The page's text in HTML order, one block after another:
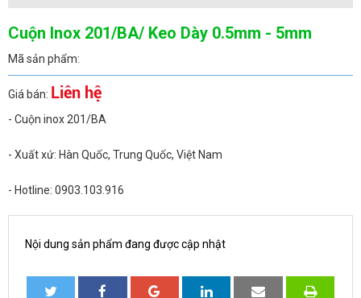
Cuộn Inox 201/BA/ Keo Dày 0.5mm - 5mm
Mã sản phẩm:
Giá bán: Liên hệ
- Cuộn inox 201/BA
- Xuất xứ: Hàn Quốc, Trung Quốc, Việt Nam
- Hotline: 0903.103.916
Nội dung sản phẩm đang được cập nhật